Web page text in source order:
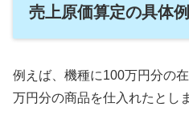
売上原価算定の具体例
例えば、機種に100万円分の
万円分の商品を仕入れたとし